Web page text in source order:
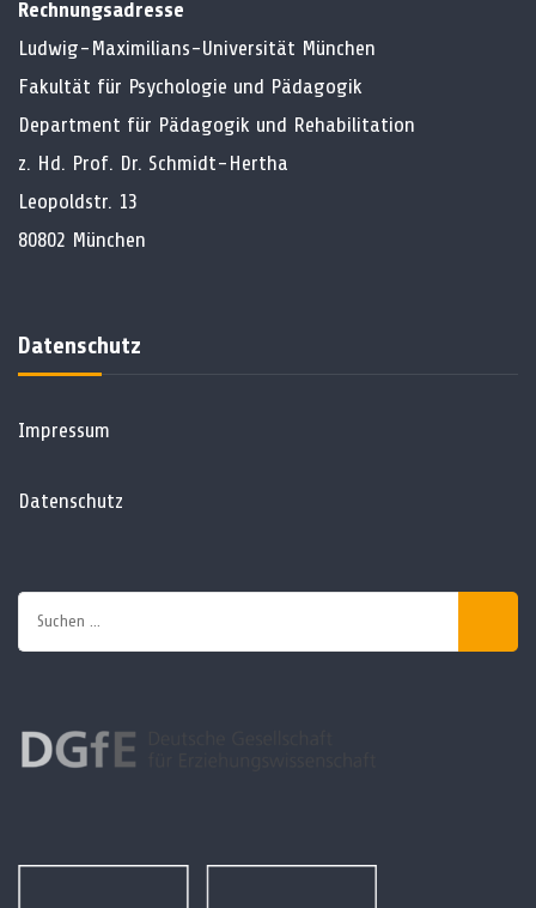
Rechnungsadresse
Ludwig-Maximilians-Universität München
Fakultät für Psychologie und Pädagogik
Department für Pädagogik und Rehabilitation
z. Hd. Prof. Dr. Schmidt-Hertha
Leopoldstr. 13
80802 München
Datenschutz
Impressum
Datenschutz
Suchen
nach: